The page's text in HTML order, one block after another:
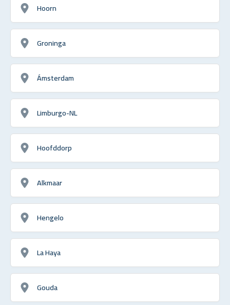
Hoorn
Groninga
Ámsterdam
Limburgo-NL
Hoofddorp
Alkmaar
Hengelo
La Haya
Gouda